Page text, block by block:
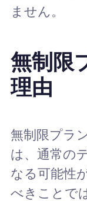
ません。
無制限
理由
無制限プラ
は、通常の
なる可能性
べきことで